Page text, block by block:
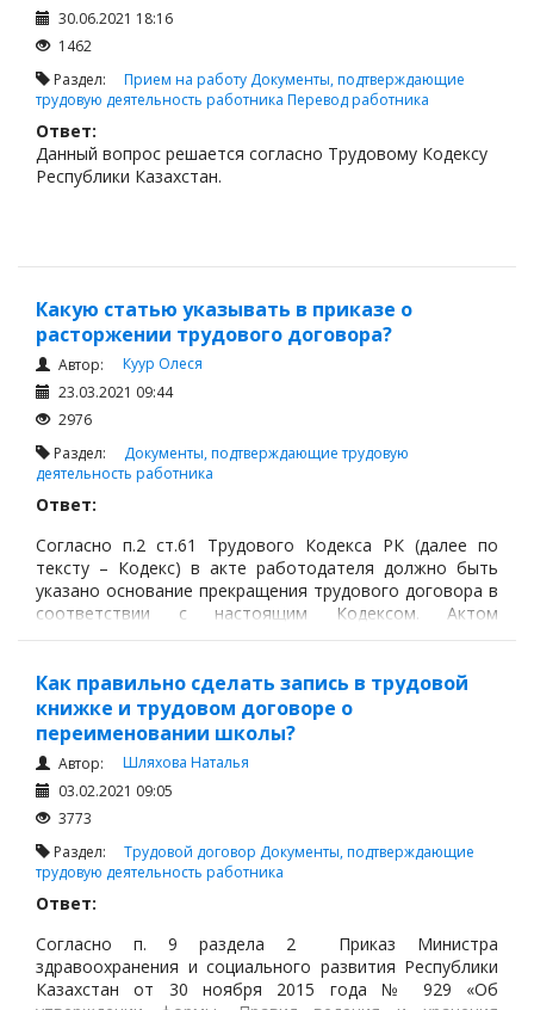
30.06.2021 18:16
1462
Раздел: Прием на работу Документы, подтверждающие
трудовую деятельность работника Перевод работника
Ответ:
Данный вопрос решается согласно Трудовому Кодексу
Республики Казахстан.
Какую статью указывать в приказе о
расторжении трудового договора?
Автор:
Куур Олеся
23.03.2021 09:44
2976
Раздел: Документы, подтверждающие трудовую
деятельность работника
Ответ:
Согласно п.2 ст.61 Трудового Кодекса РК (далее по
тексту – Кодекс) в акте работодателя должно быть
указано основание прекращения трудового договора в
соответствии с настоящим Кодексом. Актом
работодателя как раз-таки и является приказ о
Как правильно сделать запись в трудовой
книжке и трудовом договоре о
переименовании школы?
Автор:
Шляхова Наталья
03.02.2021 09:05
3773
Раздел: Трудовой договор Документы, подтверждающие
трудовую деятельность работника
Ответ:
Согласно п. 9 раздела 2 Приказ Министра
здравоохранения и социального развития Республики
Казахстан от 30 ноября 2015 года № 929 «Об